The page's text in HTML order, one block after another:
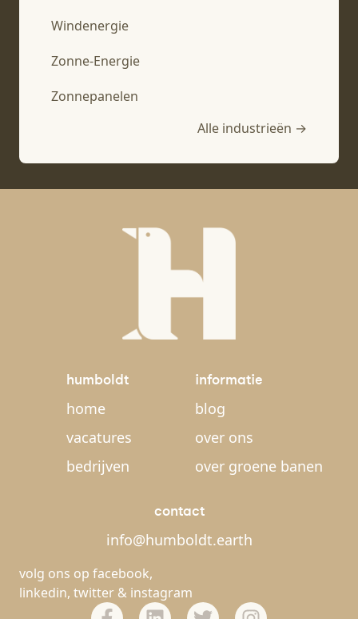
Windenergie
Zonne-Energie
Zonnepanelen
Alle industrieën →
humboldt
home
vacatures
bedrijven
informatie
blog
over ons
over groene banen
contact
info@humboldt.earth
volg ons op facebook,
linkedin, twitter & instagram